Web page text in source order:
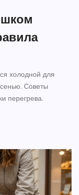
холодной для
Советы
перегрева.